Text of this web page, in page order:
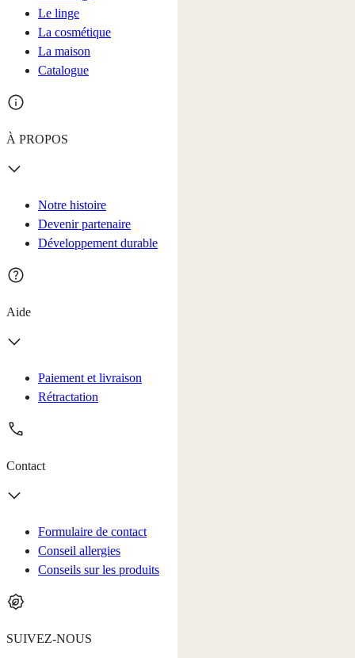
Le linge
La cosmétique
La maison
Catalogue
À PROPOS
Notre histoire
Devenir partenaire
Développement durable
Aide
Paiement et livraison
Rétractation
Contact
Formulaire de contact
Conseil allergies
Conseils sur les produits
SUIVEZ-NOUS